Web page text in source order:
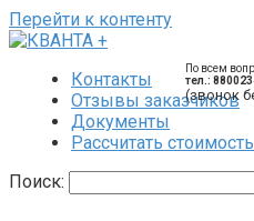
Перейти к контенту
По всем
тел.:
(звонок
Контакты
Отзывы заказчиков
Документы
Рассчитать
Поиск: